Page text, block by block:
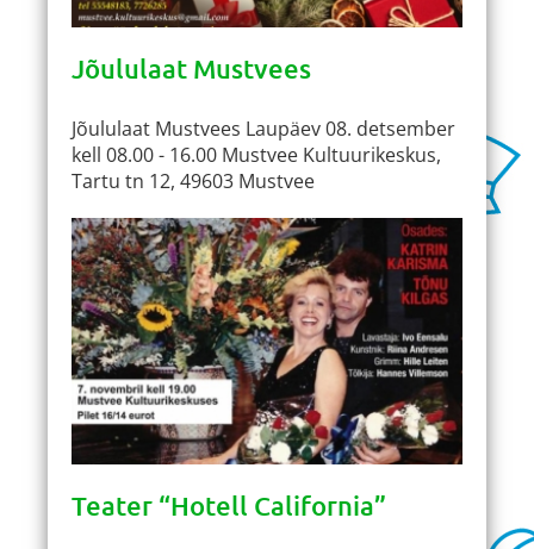
Jõululaat Mustvees
Jõululaat Mustvees Laupäev 08. detsember
kell 08.00 - 16.00 Mustvee Kultuurikeskus,
Tartu tn 12, 49603 Mustvee
Teater “Hotell California”